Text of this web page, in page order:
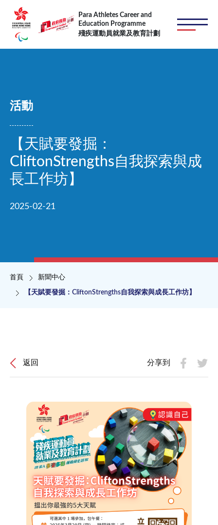
移至主內容
Para Athletes Career and
Education Programme
殘疾運動員就業及教育計劃
活動
【天賦要發掘：
CliftonStrengths自我探索與成
長工作坊】
2025-02-21
導航連結
首頁 新聞中心
【天賦要發掘：CliftonStrengths自我探索與成長工作坊】
返回 分享到